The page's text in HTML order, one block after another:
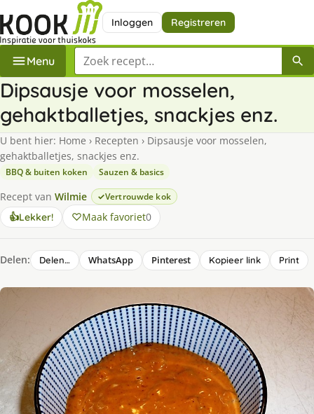
Inloggen Registreren
Menu Zoek een recept
Dipsausje voor mosselen,
gehaktballetjes, snackjes enz.
U bent hier: Home › Recepten › Dipsausje voor mosselen,
gehaktballetjes, snackjes enz.
BBQ & buiten koken Sauzen & basics
Recept van Wilmie Vertrouwde kok
👍Lekker! Maak favoriet0
Delen: Delen… WhatsApp Pinterest Kopieer link Print